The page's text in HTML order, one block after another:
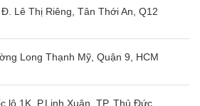
Lê Thị Riêng, Tân Thới An, Q12
Long Thạnh Mỹ, Quận 9, HCM
lộ 1K, P.Linh Xuân, TP. Thủ Đức